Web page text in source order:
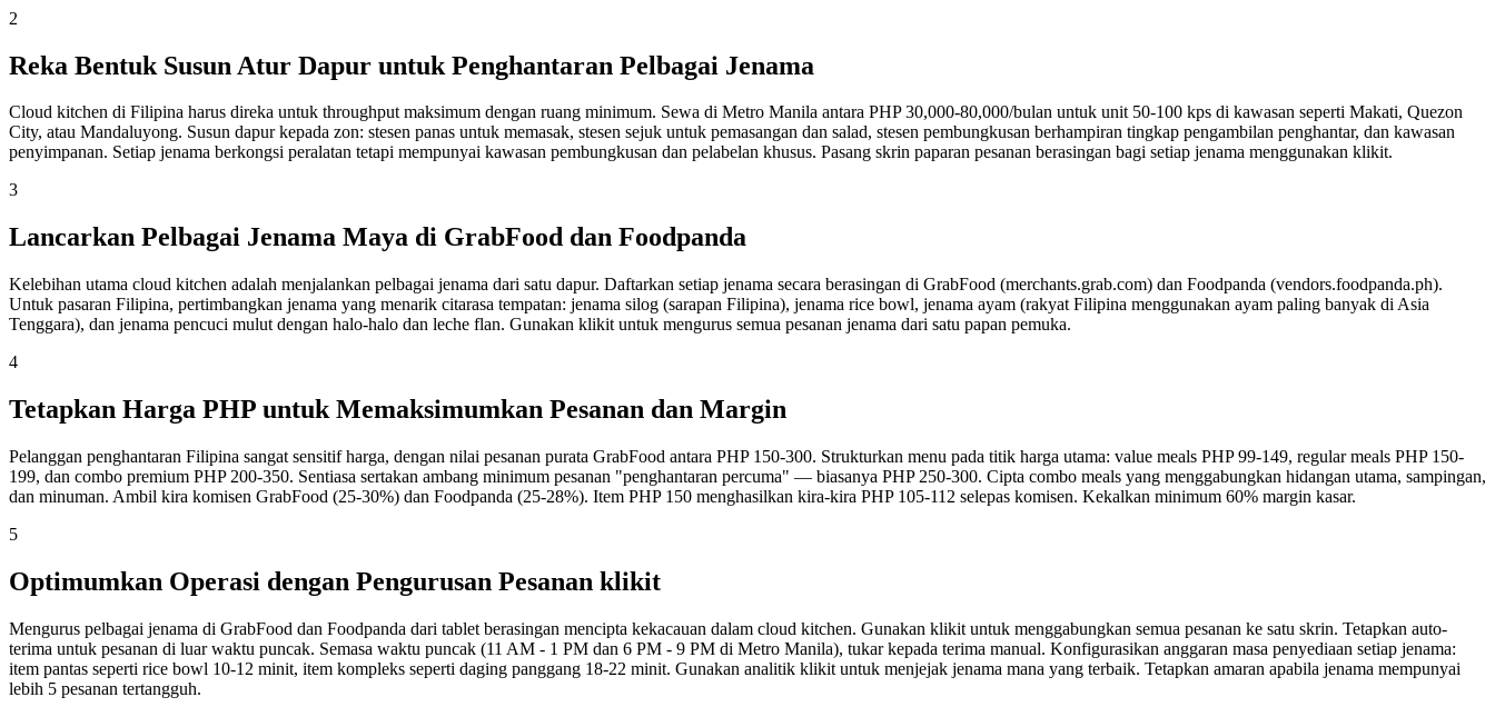
2
Reka Bentuk Susun Atur Dapur untuk Penghantaran Pelbagai Jenama
Cloud kitchen di Filipina harus direka untuk throughput maksimum dengan ruang minimum. Sewa di Metro Manila antara PHP 30,000-80,000/bulan untuk unit 50-100 kps di kawasan seperti Makati, Quezon
City, atau Mandaluyong. Susun dapur kepada zon: stesen panas untuk memasak, stesen sejuk untuk pemasangan dan salad, stesen pembungkusan berhampiran tingkap pengambilan penghantar, dan kawasan
penyimpanan. Setiap jenama berkongsi peralatan tetapi mempunyai kawasan pembungkusan dan pelabelan khusus. Pasang skrin paparan pesanan berasingan bagi setiap jenama menggunakan klikit.
3
Lancarkan Pelbagai Jenama Maya di GrabFood dan Foodpanda
Kelebihan utama cloud kitchen adalah menjalankan pelbagai jenama dari satu dapur. Daftarkan setiap jenama secara berasingan di GrabFood (merchants.grab.com) dan Foodpanda (vendors.foodpanda.ph).
Untuk pasaran Filipina, pertimbangkan jenama yang menarik citarasa tempatan: jenama silog (sarapan Filipina), jenama rice bowl, jenama ayam (rakyat Filipina menggunakan ayam paling banyak di Asia
Tenggara), dan jenama pencuci mulut dengan halo-halo dan leche flan. Gunakan klikit untuk mengurus semua pesanan jenama dari satu papan pemuka.
4
Tetapkan Harga PHP untuk Memaksimumkan Pesanan dan Margin
Pelanggan penghantaran Filipina sangat sensitif harga, dengan nilai pesanan purata GrabFood antara PHP 150-300. Strukturkan menu pada titik harga utama: value meals PHP 99-149, regular meals PHP 150-
199, dan combo premium PHP 200-350. Sentiasa sertakan ambang minimum pesanan "penghantaran percuma" — biasanya PHP 250-300. Cipta combo meals yang menggabungkan hidangan utama, sampingan,
dan minuman. Ambil kira komisen GrabFood (25-30%) dan Foodpanda (25-28%). Item PHP 150 menghasilkan kira-kira PHP 105-112 selepas komisen. Kekalkan minimum 60% margin kasar.
5
Optimumkan Operasi dengan Pengurusan Pesanan klikit
Mengurus pelbagai jenama di GrabFood dan Foodpanda dari tablet berasingan mencipta kekacauan dalam cloud kitchen. Gunakan klikit untuk menggabungkan semua pesanan ke satu skrin. Tetapkan auto-
terima untuk pesanan di luar waktu puncak. Semasa waktu puncak (11 AM - 1 PM dan 6 PM - 9 PM di Metro Manila), tukar kepada terima manual. Konfigurasikan anggaran masa penyediaan setiap jenama:
item pantas seperti rice bowl 10-12 minit, item kompleks seperti daging panggang 18-22 minit. Gunakan analitik klikit untuk menjejak jenama mana yang terbaik. Tetapkan amaran apabila jenama mempunyai
lebih 5 pesanan tertangguh.